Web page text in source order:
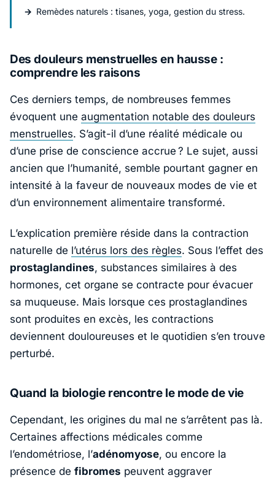
Remèdes naturels : tisanes, yoga, gestion du stress.
Des douleurs menstruelles en hausse :
comprendre les raisons
Ces derniers temps, de nombreuses femmes
évoquent une augmentation notable des douleurs
menstruelles. S’agit-il d’une réalité médicale ou
d’une prise de conscience accrue ? Le sujet, aussi
ancien que l’humanité, semble pourtant gagner en
intensité à la faveur de nouveaux modes de vie et
d’un environnement alimentaire transformé.
L’explication première réside dans la contraction
naturelle de l’utérus lors des règles. Sous l’effet des
prostaglandines, substances similaires à des
hormones, cet organe se contracte pour évacuer
sa muqueuse. Mais lorsque ces prostaglandines
sont produites en excès, les contractions
deviennent douloureuses et le quotidien s’en trouve
perturbé.
Quand la biologie rencontre le mode de vie
Cependant, les origines du mal ne s’arrêtent pas là.
Certaines affections médicales comme
l’endométriose, l’adénomyose, ou encore la
présence de fibromes peuvent aggraver